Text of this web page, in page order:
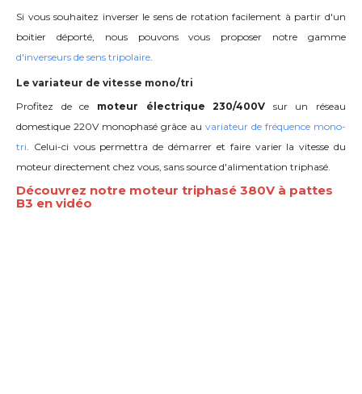
Si vous souhaitez inverser le sens de rotation facilement à partir d'un
boitier déporté, nous pouvons vous proposer notre gamme
d'inverseurs de sens tripolaire.
Le variateur de vitesse mono/tri
Profitez de ce moteur électrique 230/400V sur un réseau
domestique 220V monophasé grâce au variateur de fréquence mono-
tri. Celui-ci vous permettra de démarrer et faire varier la vitesse du
moteur directement chez vous, sans source d'alimentation triphasé.
Découvrez notre moteur triphasé 380V à pattes
B3 en vidéo